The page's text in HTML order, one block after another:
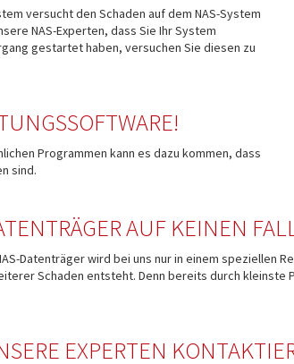
versucht den Schaden auf dem NAS-System
NAS-Experten, dass Sie Ihr System
gestartet haben, versuchen Sie diesen zu
Programmen kann es dazu kommen, dass
sind.
AUF KEINEN
Datenträger wird bei uns nur in einem speziellen
Schaden entsteht. Denn bereits durch kleinste
EXPERTEN